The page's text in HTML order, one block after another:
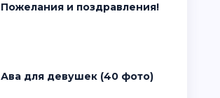
Пожелания и поздравления!
Ава для девушек (40 фото)